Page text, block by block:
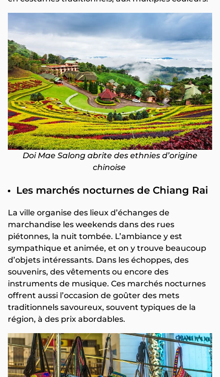
Doi Mae Salong abrite des ethnies d’origine
chinoise
Les marchés nocturnes de Chiang Rai
La ville organise des lieux d’échanges de
marchandise les weekends dans des rues
piétonnes, la nuit tombée. L’ambiance y est
sympathique et animée, et on y trouve beaucoup
d’objets intéressants. Dans les échoppes, des
souvenirs, des vêtements ou encore des
instruments de musique. Ces marchés nocturnes
offrent aussi l’occasion de goûter des mets
traditionnels savoureux, souvent typiques de la
région, à des prix abordables.